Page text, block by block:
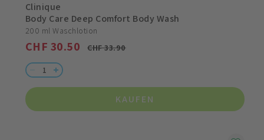
Clinique
Body Care Deep Comfort Body Wash
200 ml Waschlotion
CHF 33.90
CHF 30.50
KAUFEN